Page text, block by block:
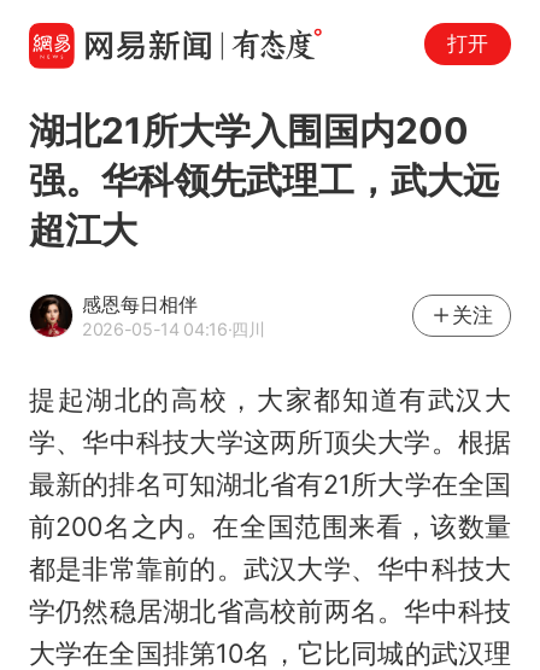
打开
湖北21所大学入围国内200
强。华科领先武理工，武大远
超江大
感恩每日相伴
2026-05-14 04:16·四川
关注
提起湖北的高校，大家都知道有武汉大
学、华中科技大学这两所顶尖大学。根据
最新的排名可知湖北省有21所大学在全国
前200名之内。在全国范围来看，该数量
都是非常靠前的。武汉大学、华中科技大
学仍然稳居湖北省高校前两名。华中科技
大学在全国排第10名，它比同城的武汉理